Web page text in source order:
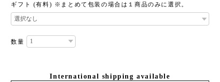
ギフト (有料) ※まとめて包装の場合は１商品のみに選択。
数量
International shipping available